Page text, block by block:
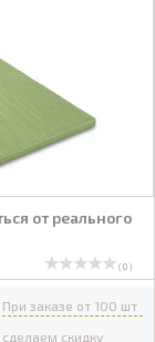
от реального
( 0 )
При заказе от 100 шт
сделаем скидку